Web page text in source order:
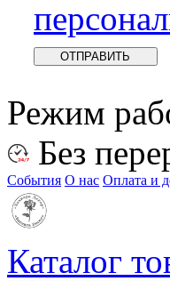
Режим
Без
События О нас Оплата и
Каталог